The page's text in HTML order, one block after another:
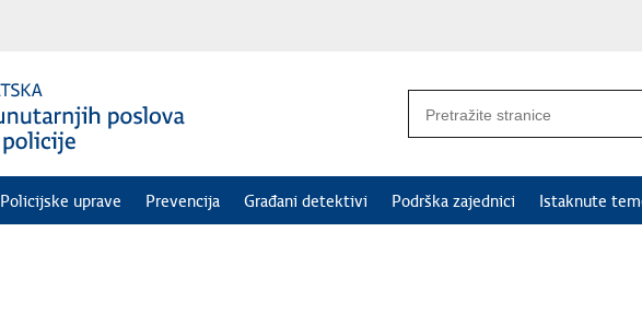
Policijske uprave Prevencija Građani detektivi Podrška zajednici Istaknute